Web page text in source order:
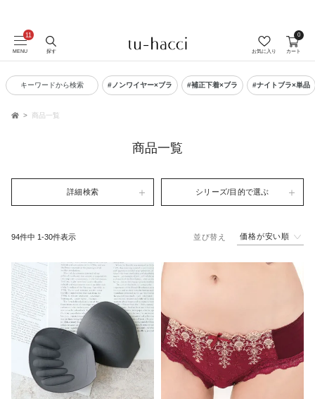
会員登録で今すぐ使えるポイントプレゼント！
MENU 探す お気に入り カート
0
キーワードから検索 #ノンワイヤー×ブラ #補正下着×ブラ #ナイトブラ×単品
商品一覧
商品一覧
詳細検索 シリーズ/目的で選ぶ
並び替え 価格が安い順
94件中 1-30件表示